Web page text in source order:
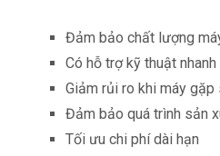
Đảm bảo chất lượng
Có hỗ trợ kỹ thuật nhanh
Giảm rủi ro khi máy
Đảm bảo quá trình sản
Tối ưu chi phí dài hạn